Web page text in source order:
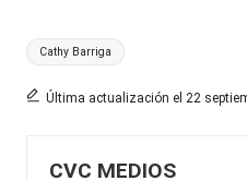
Etiquetas:
Cathy Barriga
Última actualización el 22
CVC MEDIOS